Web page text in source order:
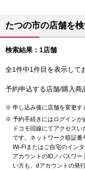
たつの市の店舗を
検索結果：1店舗
全1件中1件目を表示して
予約申込する店舗/購入商
申し込み後に店舗を変更す
予約手続きにはログインが
ドコモ回線にてアクセス
です。ネットワーク暗証番
Wi-Fiまたはご自宅のイン
アカウントのID／パスワ
い方も、dアカウントの発